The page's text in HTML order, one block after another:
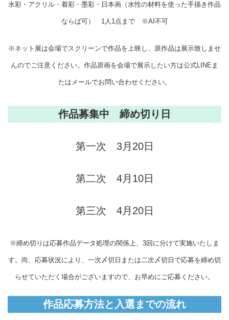
水彩・アクリル・着彩・墨彩・日本画（水性の材料を使った手描き作品
ならば可） 1人1点まで ※AI不可
※ネット展は会場でスクリーンで作品を上映し、原作品は展示致しませ
んのでご注意ください。作品原画を会場で展示したい方は公式LINEま
たはメールでお問い合わせください。
作品募集中 締め切り日
第一次 3月20日
第二次 4月10日
第三次 4月20日
※締め切りは応募作品データ処理の関係上、3回に分けて実施いたしま
す。尚、応募状況により、一次〆切日または二次〆切日で応募を締め切
らせていただく場合がございますので、お早めにご応募ください。
作品応募方法と入選までの流れ